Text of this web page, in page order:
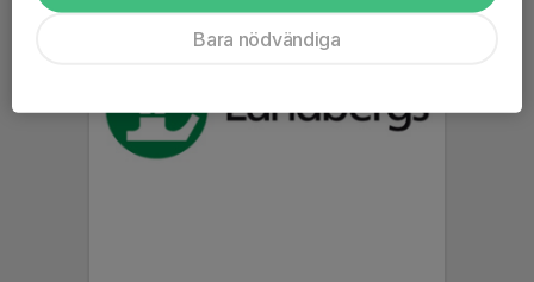
Bara nödvändiga